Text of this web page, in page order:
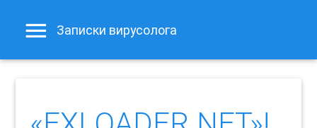
Записки вирусолога